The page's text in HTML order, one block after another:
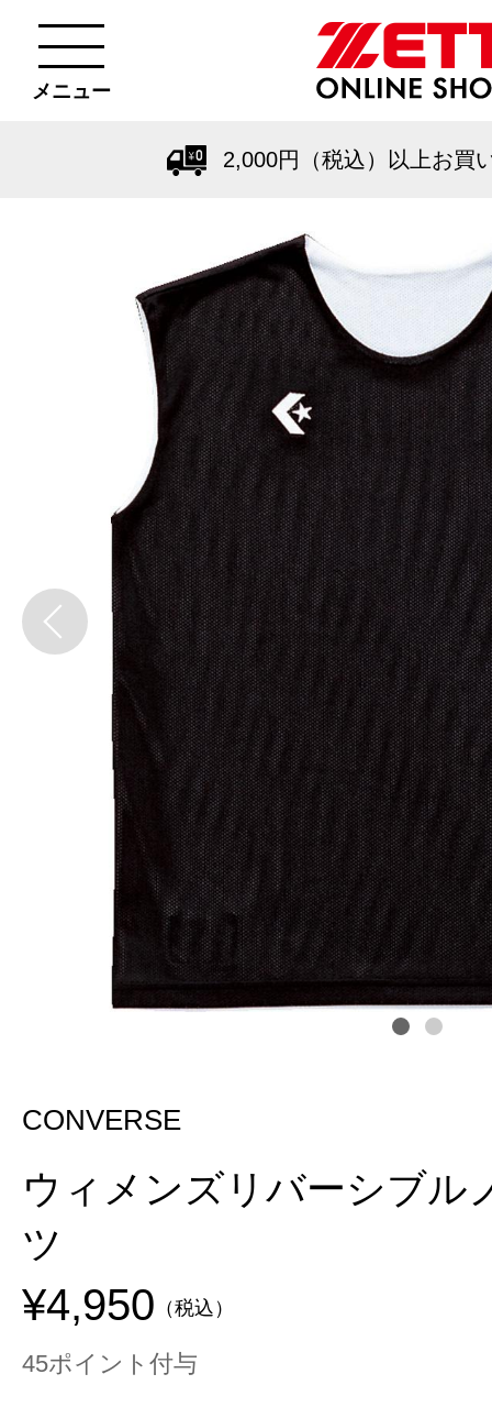
メニュー
2,000円（税込）以上お買
CONVERSE
ウィメンズリバーシブル
ツ
¥4,950 （税込）
45ポイント付与